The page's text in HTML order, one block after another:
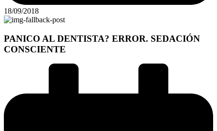
18/09/2018
PANICO AL DENTISTA? ERROR. SEDACIÓN
CONSCIENTE